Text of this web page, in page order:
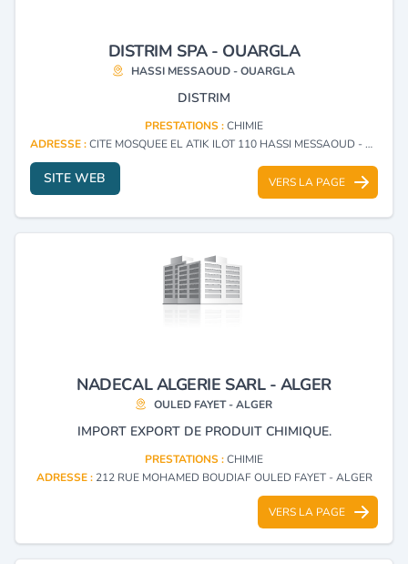
DISTRIM SPA - OUARGLA
HASSI MESSAOUD - OUARGLA
DISTRIM
PRESTATIONS :CHIMIE
ADRESSE :CITE MOSQUEE EL ATIK ILOT 110 HASSI MESSAOUD - OUARGLA
SITE WEB VERS LA PAGE
NADECAL ALGERIE SARL - ALGER
OULED FAYET - ALGER
IMPORT EXPORT DE PRODUIT CHIMIQUE.
PRESTATIONS :CHIMIE
ADRESSE : 212 RUE MOHAMED BOUDIAF OULED FAYET - ALGER
VERS LA PAGE